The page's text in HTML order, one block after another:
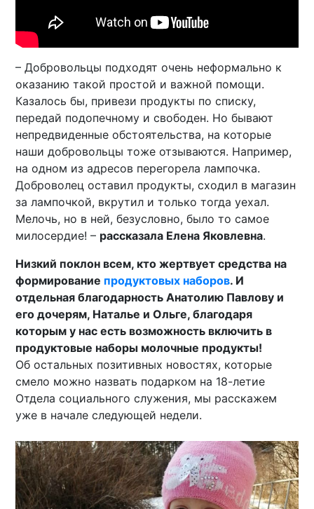
– Добровольцы подходят очень неформально к
оказанию такой простой и важной помощи.
Казалось бы, привези продукты по списку,
передай подопечному и свободен. Но бывают
непредвиденные обстоятельства, на которые
наши добровольцы тоже отзываются. Например,
на одном из адресов перегорела лампочка.
Доброволец оставил продукты, сходил в магазин
за лампочкой, вкрутил и только тогда уехал.
Мелочь, но в ней, безусловно, было то самое
милосердие! – рассказала Елена Яковлевна.
Низкий поклон всем, кто жертвует средства на
формирование продуктовых наборов. И
отдельная благодарность Анатолию Павлову и
его дочерям, Наталье и Ольге, благодаря
которым у нас есть возможность включить в
продуктовые наборы молочные продукты!
Об остальных позитивных новостях, которые
смело можно назвать подарком на 18-летие
Отдела социального служения, мы расскажем
уже в начале следующей недели.